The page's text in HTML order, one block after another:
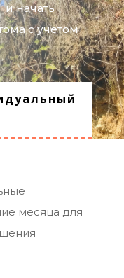
начать
с учетом
месяца для